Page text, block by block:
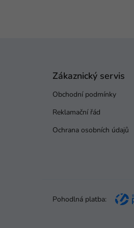
Zákaznický servis
Obchodní podmínky
Reklamační řád
Ochrana osobních údajů
Pohodlná platba: